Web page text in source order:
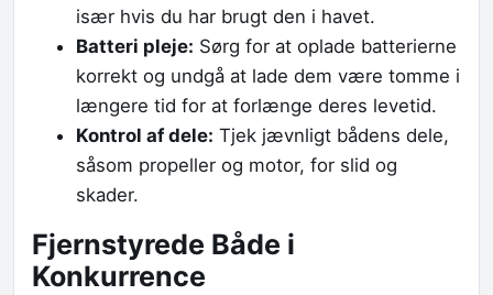
især hvis du har brugt den i havet.
Batteri pleje: Sørg for at oplade batterierne
korrekt og undgå at lade dem være tomme i
længere tid for at forlænge deres levetid.
Kontrol af dele: Tjek jævnligt bådens dele,
såsom propeller og motor, for slid og
skader.
Fjernstyrede Både i
Konkurrence